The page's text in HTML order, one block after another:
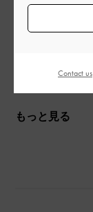
もっと見る
Contact us